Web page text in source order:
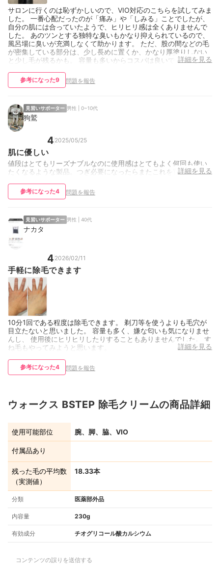
サロンに行くのは恥ずかしいので、VIO対応のこちらを試してみま
した。 一番心配だったのが「痛み」や「しみる」ことでしたが、
自分の肌には合っていたようで、ヒリヒリ感は全くありませんで
した。 あのツンとする独特な臭いもかなり抑えられているので、
風呂場に臭いが充満しなくて助かります。 ただ、股の間などの毛
が密集している部分は、少し長めに置くか、かなり厚塗りしない
と少し毛が残るかも。 容量も多いからコスパは良いです。詳細を見る
参考になった9 問題を報告
見習いサポーター 男性 | 0~10代
狗鷲
4 2025/05/25
肌に優しい
値段はとてもリーズナブルなのに使用感はとてもよく何回も使い
たくなるような製品。つぎ必要になったらまたこれを買いたい
詳細を見る
参考になった4 問題を報告
見習いサポーター 男性 | 40代
ナカタ
4 2026/02/11
手軽に除毛できます
10分1回である程度は除毛できます。 剃刀等を使うよりも毛穴が
目立たないと思いました。 容量も多く、嫌な匂いも気になりませ
んし、 使用後にヒリヒリしたりすることもありませんでした。 す
ね毛もやってみようと思います。
詳細を見る
参考になった4 問題を報告
ウォークス BSTEP 除毛クリームの商品詳細
使用可能部位 腕、脚、脇、VIO
付属品あり
残った毛の平均数
（実測値）
18.33本
分類 医薬部外品
内容量 230g
有効成分 チオグリコール酸カルシウム
コンテンツの誤りを送信する